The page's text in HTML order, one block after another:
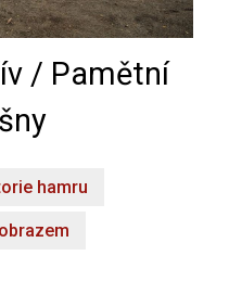
/ Pamětní
hamru